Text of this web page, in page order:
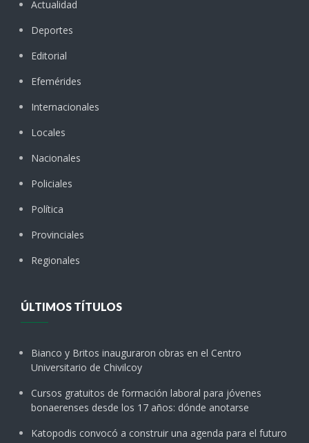
Actualidad
Deportes
Editorial
Efemérides
Internacionales
Locales
Nacionales
Policiales
Política
Provinciales
Regionales
ÚLTIMOS TÍTULOS
Bianco y Britos inauguraron obras en el Centro
Universitario de Chivilcoy
Cursos gratuitos de formación laboral para jóvenes
bonaerenses desde los 17 años: dónde anotarse
Katopodis convocó a construir una agenda para el futuro